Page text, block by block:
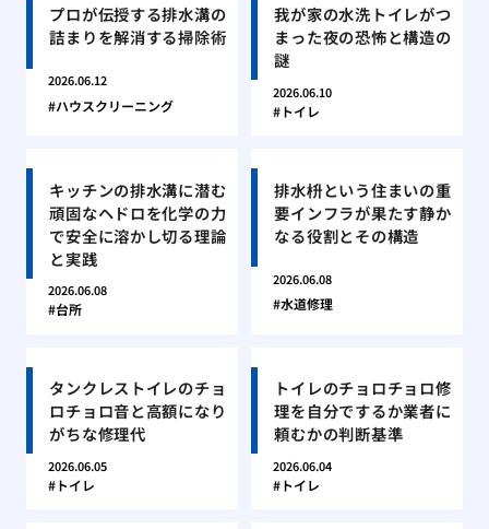
プロが伝授する排水溝の
詰まりを解消する掃除術
2026.06.12
ハウスクリーニング
我が家の水洗トイレがつ
まった夜の恐怖と構造の
謎
2026.06.10
トイレ
キッチンの排水溝に潜む
頑固なヘドロを化学の力
で安全に溶かし切る理論
と実践
2026.06.08
台所
排水枡という住まいの重
要インフラが果たす静か
なる役割とその構造
2026.06.08
水道修理
タンクレストイレのチョ
ロチョロ音と高額になり
がちな修理代
2026.06.05
トイレ
トイレのチョロチョロ修
理を自分でするか業者に
頼むかの判断基準
2026.06.04
トイレ